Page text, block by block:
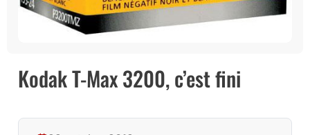
Kodak T-Max 3200, c’est fini